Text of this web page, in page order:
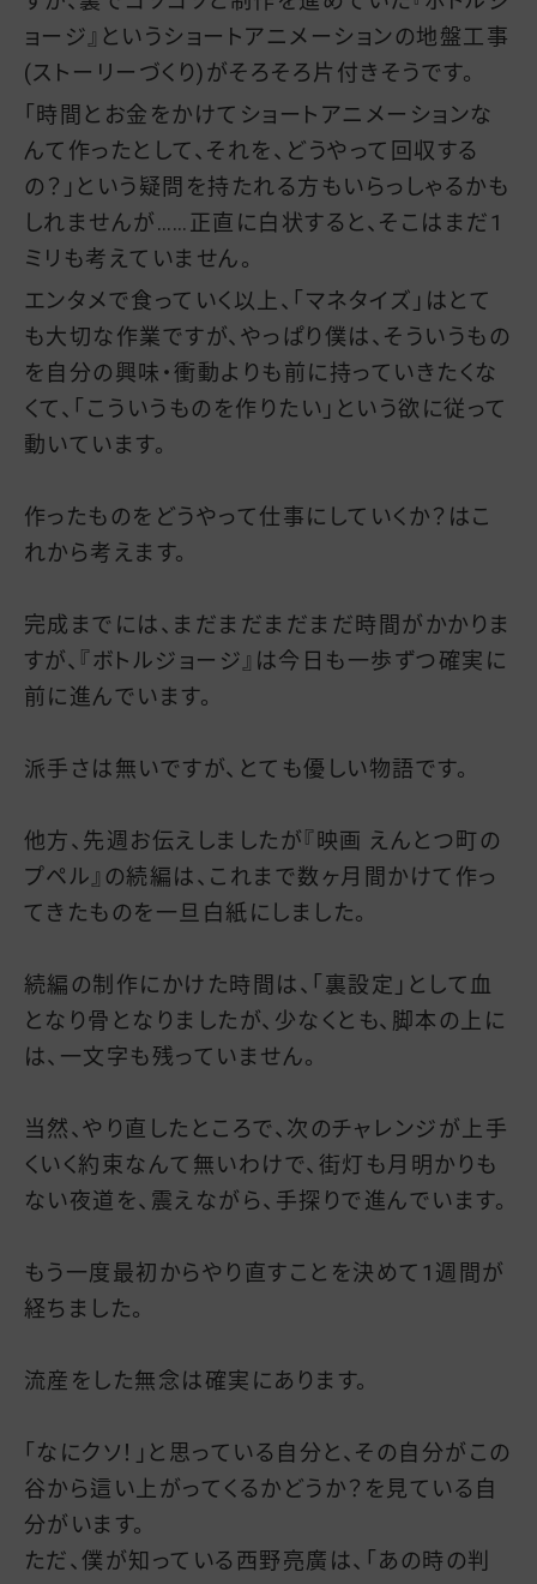
ョージ』というショートアニメーションの地盤工事
(ストーリーづくり)がそろそろ片付きそうです。
「時間とお金をかけてショートアニメーションな
んて作ったとして、それを、どうやって回収する
の？」という疑問を持たれる方もいらっしゃるかも
しれませんが……正直に白状すると、そこはまだ1
ミリも考えていません。
エンタメで食っていく以上、「マネタイズ」はとて
も大切な作業ですが、やっぱり僕は、そういうもの
を自分の興味・衝動よりも前に持っていきたくな
くて、「こういうものを作りたい」という欲に従って
動いています。
作ったものをどうやって仕事にしていくか？はこ
れから考えます。
完成までには、まだまだまだまだ時間がかかりま
すが、『ボトルジョージ』は今日も一歩ずつ確実に
前に進んでいます。
派手さは無いですが、とても優しい物語です。
他方、先週お伝えしましたが『映画 えんとつ町の
プペル』の続編は、これまで数ヶ月間かけて作っ
てきたものを一旦白紙にしました。
続編の制作にかけた時間は、「裏設定」として血
となり骨となりましたが、少なくとも、脚本の上に
は、一文字も残っていません。
当然、やり直したところで、次のチャレンジが上手
くいく約束なんて無いわけで、街灯も月明かりも
ない夜道を、震えながら、手探りで進んでいます。
もう一度最初からやり直すことを決めて1週間が
経ちました。
流産をした無念は確実にあります。
「なにクソ！」と思っている自分と、その自分がこの
谷から這い上がってくるかどうか？を見ている自
分がいます。
ただ、僕が知っている西野亮廣は、「あの時の判